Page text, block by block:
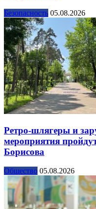
Безопасность 05.08.2026
Ретро-шлягеры и
мероприятия
Борисова
Общество 05.08.2026